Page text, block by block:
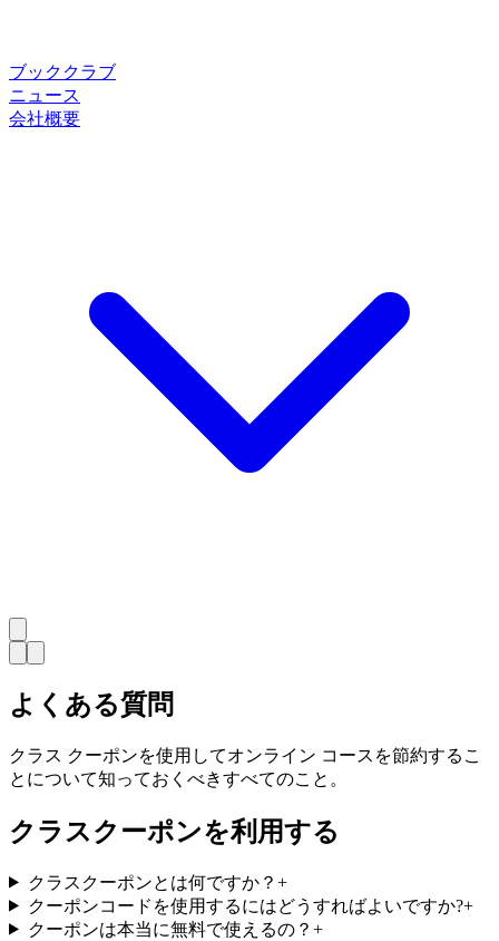
ブッククラブ
ニュース
会社概要
よくある質問
クラス クーポンを使用してオンライン コースを節約するこ
とについて知っておくべきすべてのこと。
クラスクーポンを利用する
クラスクーポンとは何ですか？ +
クーポンコードを使用するにはどうすればよいですか?+
クーポンは本当に無料で使えるの？ +